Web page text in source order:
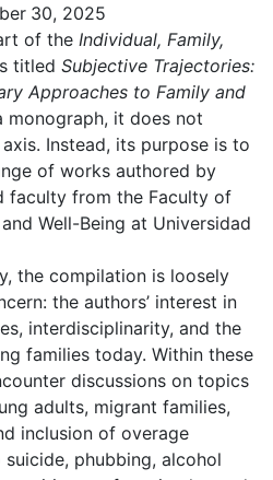
30, 2025
of the Individual, Family,
titled Subjective Trajectories:
Approaches to Family and
monograph, it does not
Instead, its purpose is to
of works authored by
faculty from the Faculty of
Well-Being at Universidad
the compilation is loosely
the authors’ interest in
interdisciplinarity, and the
families today. Within these
discussions on topics
adults, migrant families,
inclusion of overage
phubbing, alcohol